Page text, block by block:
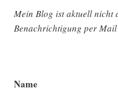
Mein Blog ist aktu­ell nicht
Benach­rich­ti­gung per
Name